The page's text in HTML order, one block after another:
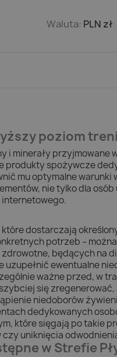
Waluta: PLN zł
poziom
i minerały przyjmowane
produkty spożywcze
mu optymalne
nie tylko dla
dostarczają
potrzeb –
będących na
uzupełnić ewentualne
ważne przed, w
się
niedoborów
dedykowanych
które sięgają po takie
uniknięcia
w Strefie